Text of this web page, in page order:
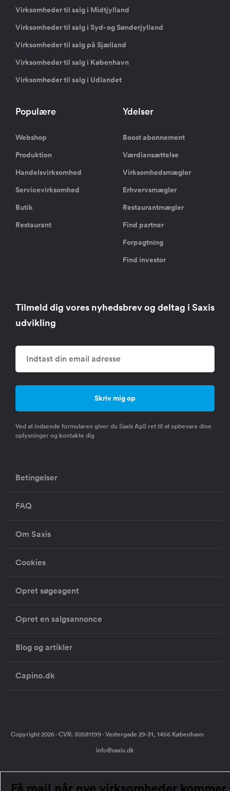
Virksomheder til salg i Midtjylland
Virksomheder til salg i Syd- og Sønderjylland
Virksomheder til salg på Sjælland
Virksomheder til salg i København
Virksomheder til salg i Udlandet
Populære
Webshop
Produktion
Handelsvirksomhed
Servicevirksomhed
Butik
Restaurant
Ydelser
Boost abonnement
Værdiansættelse
Virksomhedsmægler
Erhvervsmægler
Restaurantmægler
Find partner
Forpagtning
Find investor
Tilmeld dig vores nyhedsbrev og deltag i Saxis
udvikling
Ved at indsende formularen giver du Saxis ApS ret til at opbevare dine
oplysninger og kontakte dig
Betingelser
FAQ
Om Saxis
Cookies
Opret søgeagent
Opret en salgsannonce
Blog og artikler
Capino.dk
Copyright 2026 - CVR: 30581199 - Vestergade 29-31, 1456 København
info@saxis.dk
Få mail når nye virksomheder